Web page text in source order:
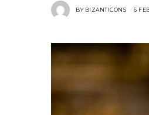
BY BIZANTICONS 6